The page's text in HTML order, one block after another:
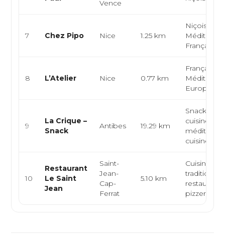
Vence
7 Chez Pipo Nice 1.25 km
Niçoise,
Française
8 L’Atelier Nice 0.77 km
Française,
9
La Crique –
Snack
Antibes 19.29 km
Snack de
cuisine
cuisine
10
Restaurant
Le Saint
Jean
Saint-
Jean-
Cap-
Ferrat
5.10 km
Cuisine
restaurant-
pizzeria